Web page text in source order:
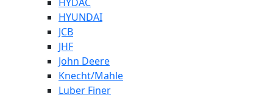
HYDAC
HYUNDAI
JCB
JHF
John Deere
Knecht/Mahle
Luber Finer